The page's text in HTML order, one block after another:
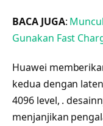
BACA JUGA:
Gunakan Fast
Huawei
kedua dengan
4096 level, .
menjanjikan